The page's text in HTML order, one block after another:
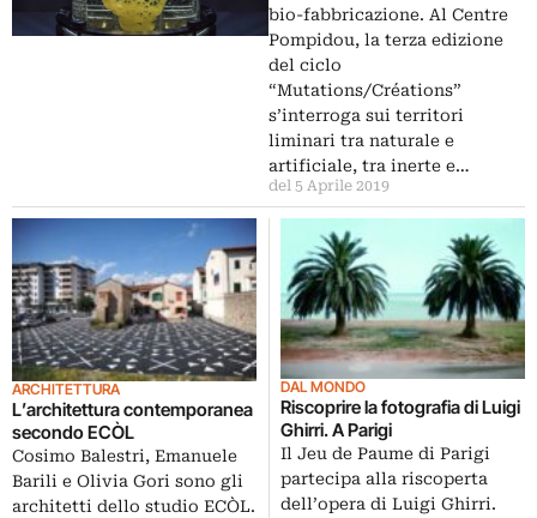
bio-fabbricazione. Al Centre
Pompidou, la terza edizione
del ciclo
“Mutations/Créations”
s’interroga sui territori
liminari tra naturale e
artificiale, tra inerte e…
del 5 Aprile 2019
ARCHITETTURA
L’architettura contemporanea
secondo ECÒL
Cosimo Balestri, Emanuele
Barili e Olivia Gori sono gli
architetti dello studio ECÒL.
DAL MONDO
Riscoprire la fotografia di Luigi
Ghirri. A Parigi
Il Jeu de Paume di Parigi
partecipa alla riscoperta
dell’opera di Luigi Ghirri.